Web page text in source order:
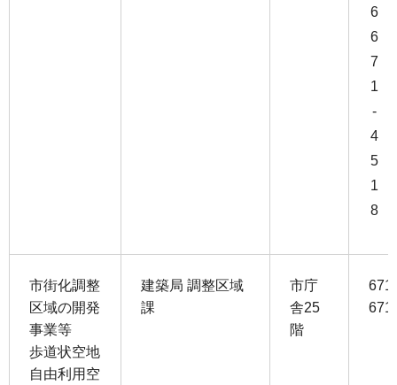
6
6
7
1
-
4
5
1
8
市街化調整
区域の開発
事業等
歩道状空地
自由利用空
建築局 調整区域
課
市庁
舎25
階